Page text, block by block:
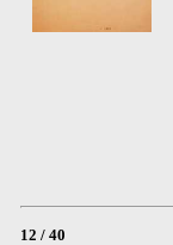
12 / 40